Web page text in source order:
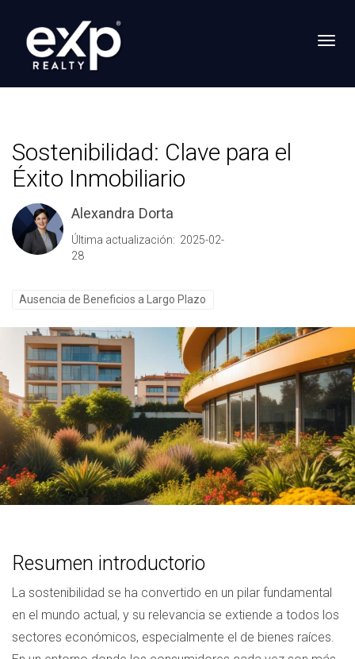
Sostenibilidad: Clave para el
Éxito Inmobiliario
Alexandra Dorta
Última actualización: 2025-02-
28
Ausencia de Beneficios a Largo Plazo
Resumen introductorio
La sostenibilidad se ha convertido en un pilar fundamental
en el mundo actual, y su relevancia se extiende a todos los
sectores económicos, especialmente el de bienes raíces.